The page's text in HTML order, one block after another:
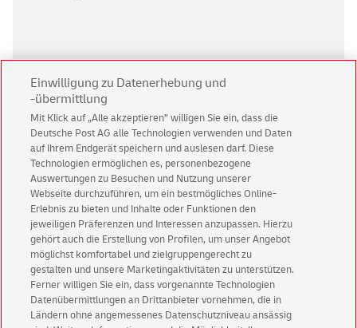
Das könnte Sie auch
interessieren
Direktmarketing Guide Print-Mailings
Mit dem kostenlosen Whitepaper zum Print-Mailing-Profi
werden
Einwilligung zu Datenerhebung und
-übermittlung
Mit Klick auf „Alle akzeptieren” willigen Sie ein, dass die
Deutsche Post AG alle Technologien verwenden und Daten
auf Ihrem Endgerät speichern und auslesen darf. Diese
Technologien ermöglichen es, personenbezogene
Auswertungen zu Besuchen und Nutzung unserer
Webseite durchzuführen, um ein bestmögliches Online-
Erlebnis zu bieten und Inhalte oder Funktionen den
jeweiligen Präferenzen und Interessen anzupassen. Hierzu
gehört auch die Erstellung von Profilen, um unser Angebot
möglichst komfortabel und zielgruppengerecht zu
gestalten und unsere Marketingaktivitäten zu unterstützen.
Ferner willigen Sie ein, dass vorgenannte Technologien
Datenübermittlungen an Drittanbieter vornehmen, die in
Ländern ohne angemessenes Datenschutzniveau ansässig